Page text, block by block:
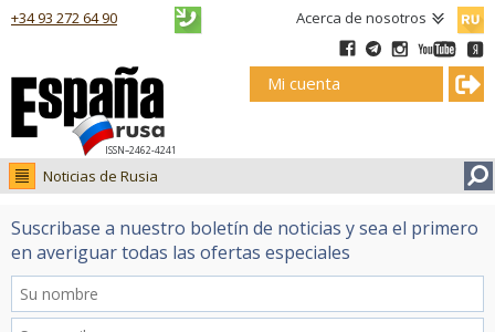
Acerca de nosotros
ISSN–2462-4241
+34 93 272 64 90
Mi cuenta
Noticias de Rusia
Noticias de Rusia
Fotos
Suscribase a nuestro boletín de noticias y sea el primero
en averiguar todas las ofertas especiales